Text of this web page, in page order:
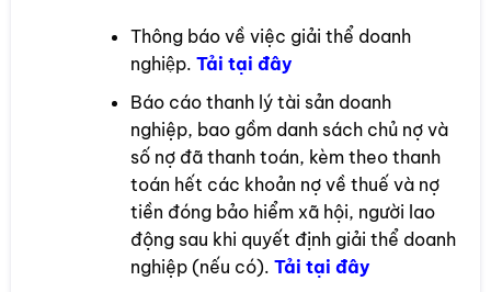
Thông báo về việc giải thể doanh
nghiệp.Tải tại đây
Báo cáo thanh lý tài sản doanh
nghiệp, bao gồm danh sách chủ nợ và
số nợ đã thanh toán, kèm theo thanh
toán hết các khoản nợ về thuế và nợ
tiền đóng bảo hiểm xã hội, người lao
động sau khi quyết định giải thể doanh
nghiệp (nếu có).Tải tại đây